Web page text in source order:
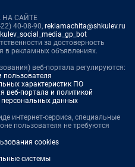
НА САЙТЕ
40-08-90, reklamachita@shkulev.ru
за достоверность
в рекламных объявлениях.
веб-портала регулируются:
пользователя
характеристик ПО
веб-портала и политикой
данных
интернет-сервиса, специальные
пользователя не требуются
cookies
системы